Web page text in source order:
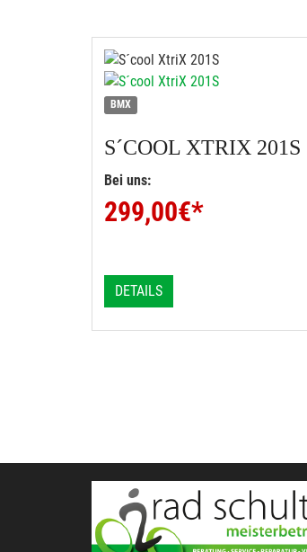
BMX
S´COOL XTRIX 201S
Bei uns:
299,00€*
DETAILS